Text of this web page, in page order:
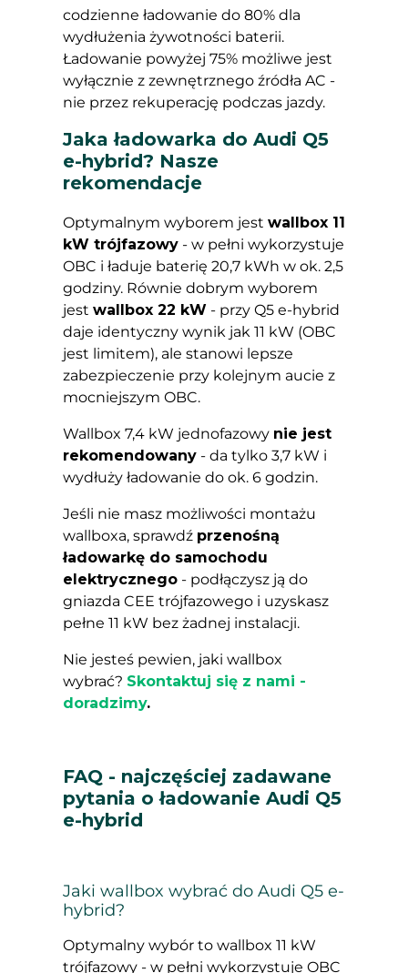
codzienne ładowanie do 80% dla
wydłużenia żywotności baterii.
Ładowanie powyżej 75% możliwe jest
wyłącznie z zewnętrznego źródła AC -
nie przez rekuperację podczas jazdy.
Jaka ładowarka do Audi Q5
e-hybrid? Nasze
rekomendacje
Optymalnym wyborem jest wallbox 11
kW trójfazowy - w pełni wykorzystuje
OBC i ładuje baterię 20,7 kWh w ok. 2,5
godziny. Równie dobrym wyborem
jest wallbox 22 kW - przy Q5 e-hybrid
daje identyczny wynik jak 11 kW (OBC
jest limitem), ale stanowi lepsze
zabezpieczenie przy kolejnym aucie z
mocniejszym OBC.
Wallbox 7,4 kW jednofazowy nie jest
rekomendowany - da tylko 3,7 kW i
wydłuży ładowanie do ok. 6 godzin.
Jeśli nie masz możliwości montażu
wallboxa, sprawdź przenośną
ładowarkę do samochodu
elektrycznego - podłączysz ją do
gniazda CEE trójfazowego i uzyskasz
pełne 11 kW bez żadnej instalacji.
Nie jesteś pewien, jaki wallbox
wybrać? Skontaktuj się z nami -
doradzimy.
FAQ - najczęściej zadawane
pytania o ładowanie Audi Q5
e-hybrid
Jaki wallbox wybrać do Audi Q5 e-
hybrid?
Optymalny wybór to wallbox 11 kW
trójfazowy - w pełni wykorzystuje OBC